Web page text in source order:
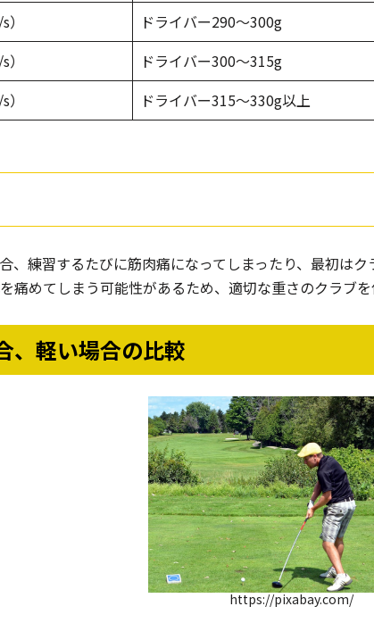
ドライバー290〜300g
ドライバー300〜315g
ドライバー315〜330g以上
、練習するたびに筋肉痛になってしまったり、最初は
痛めてしまう可能性があるため、適切な重さのクラブを
、軽い場合の比較
https://pixabay.com/